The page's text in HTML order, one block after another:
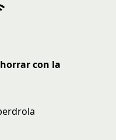
con la